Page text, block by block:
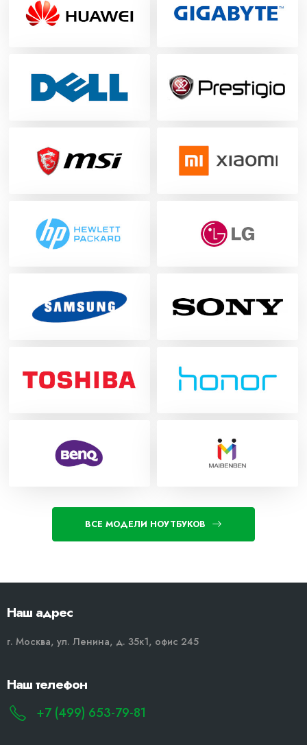
ВСЕ МОДЕЛИ НОУТБУКОВ
Наш адрес
г. Москва, ул. Ленина, д. 35к1, офис 245
Наш телефон
+7 (499) 653-79-81